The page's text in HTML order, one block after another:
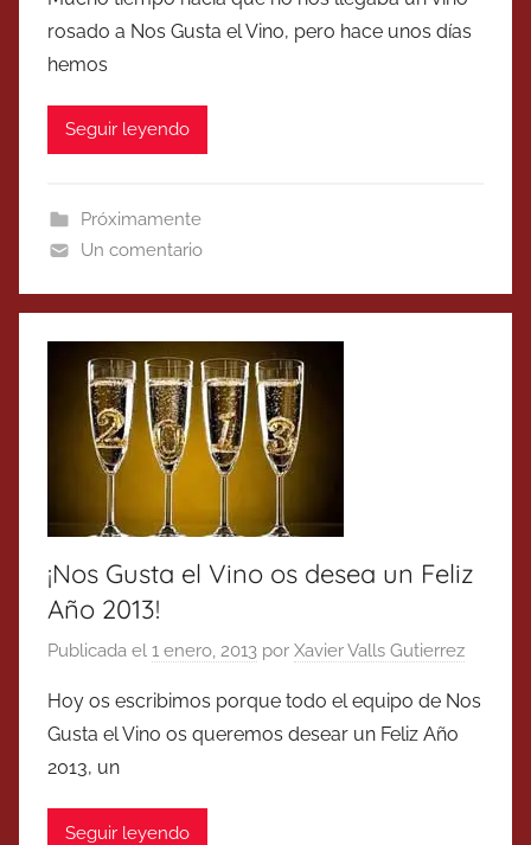
rosado a Nos Gusta el Vino, pero hace unos días
hemos
Seguir leyendo
Próximamente
Un comentario
¡Nos Gusta el Vino os desea un Feliz
Año 2013!
Publicada el 1 enero, 2013 por Xavier Valls Gutierrez
Hoy os escribimos porque todo el equipo de Nos
Gusta el Vino os queremos desear un Feliz Año
2013, un
Seguir leyendo